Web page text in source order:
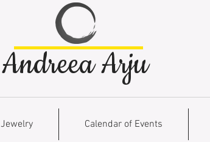
Andreea Arju
Jewelry Calendar of Events